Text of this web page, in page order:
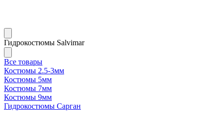
Гидрокостюмы Salvimar
Все товары
Костюмы 2.5-3мм
Костюмы 5мм
Костюмы 7мм
Костюмы 9мм
Гидрокостюмы Сарган